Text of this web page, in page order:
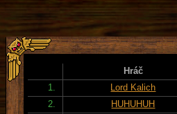
Hráč
1.
Lord Kalich
2.
HUHUHUH